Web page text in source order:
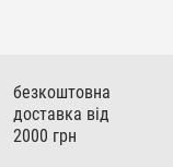
безкоштовна
доставка від
2000 грн